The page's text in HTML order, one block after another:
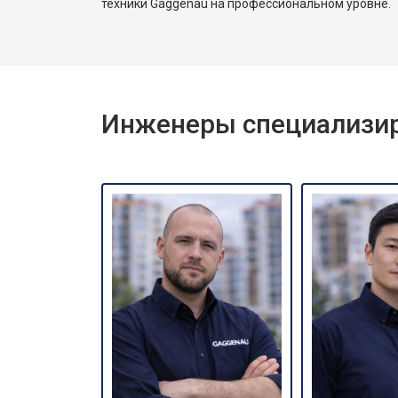
техники Gaggenau на профессиональном уровне.
Инженеры